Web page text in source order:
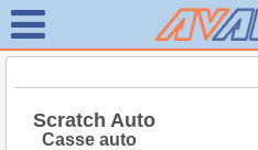
Scratch Auto
Casse auto